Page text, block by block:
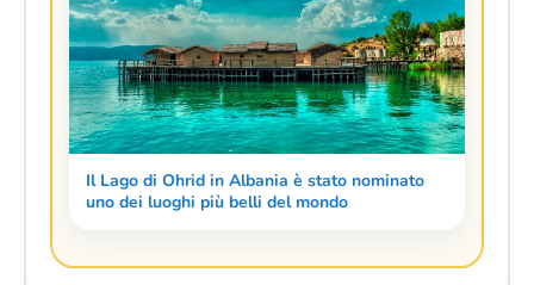
Il Lago di Ohrid in Albania è stato nominato
uno dei luoghi più belli del mondo